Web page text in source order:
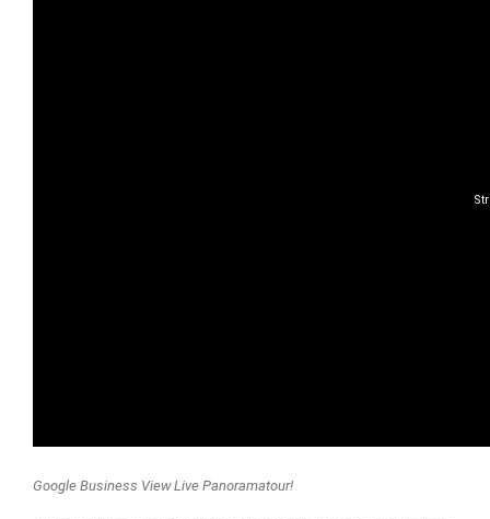
Google Business View Live Panoramatour!